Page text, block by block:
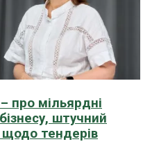
про мільярдні
штучний
щодо тендерів